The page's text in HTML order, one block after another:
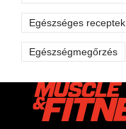
Egészséges receptek
Egészségmegőrzés